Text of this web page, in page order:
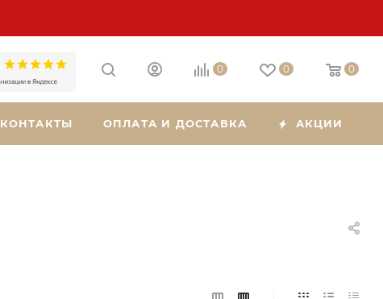
0 0 0
КОНТАКТЫ ОПЛАТА И ДОСТАВКА АКЦИИ